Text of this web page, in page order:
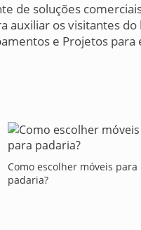
de soluções
auxiliar os visitantes do
e Projetos para
Como escolher móveis para
padaria?